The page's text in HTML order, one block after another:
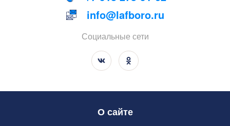
info@lafboro.ru
Социальные сети
О сайте